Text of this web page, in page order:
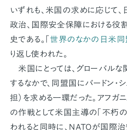
いずれも、米国の求めに応じて
政治、国際安全保障における役
史である。「 世界のなかの日米同
り返し使われた。
米国にとっては、グローバル
するなかで、同盟国にバードン・
担）を求める一環だった。アフガ
の作戦として米国主導の「不朽
われると同時に、NATOが国際治